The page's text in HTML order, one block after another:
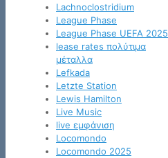
Lachnoclostridium
League Phase
League Phase UEFA 2025
lease rates πολύτιμα
μέταλλα
Lefkada
Letzte Station
Lewis Hamilton
Live Music
live εμφάνιση
Locomondo
Locomondo 2025